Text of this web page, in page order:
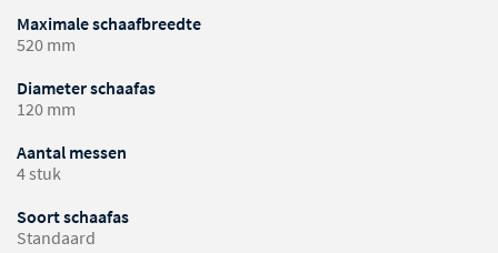
Maximale schaafbreedte
520 mm
Diameter schaafas
120 mm
Aantal messen
4 stuk
Soort schaafas
Standaard